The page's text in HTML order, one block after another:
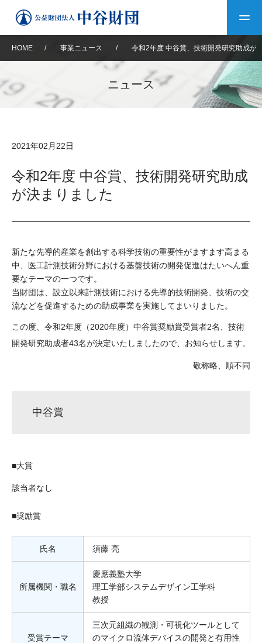
トップ
設立趣意書 財団概要
沿革
中谷財団40年史
役員・評議員
年報一覧 中谷財団レポート
中谷財団事業紹介 中谷賞
神戸賞
大学院生奨学金
ム
科学教育振興助成・
次世代理系人材育成プ
中谷財団動画紹介
基本方針
アクセス よくあるご質問
サイトマップ 中谷財団アーカイブ
日本語 English マイページ
HOME / 事業ニュース / 令和2年度 中谷賞、技術開発研究助成が
ニュース
2021年02月22日
令和2年度 中谷賞、技術開発研究助成
が決まりました
新たな先導的産業を創出する科学技術の重要性がますます高まる
中、医工計測技術分野における基盤技術の開発促進はたいへん重
要なテーマの一つです。
当財団は、設立以来計測技術における先導的技術開発、技術の交
流などを促進するための助成事業を実施してまいりました。
この度、令和2年度（2020年度）中谷賞奨励賞受賞者2名、技術
開発研究助成者43名が決定いたしましたので、お知らせします。
敬称略、順不同
中谷賞
■大賞
該当者なし
■奨励賞
氏名 須藤 亮
所属機関・職名
慶應義塾大学
理工学部システムデザイン工学科
教授
受賞テーマ
三次元組織の観測・可視化ツールとして
のマイクロ流体デバイスの開発と有用性